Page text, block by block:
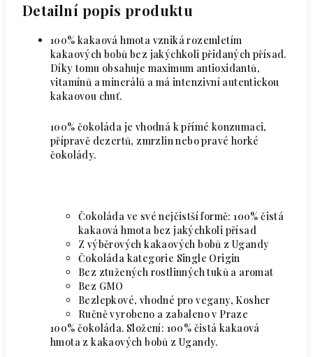
Detailní popis produktu
100% kakaová hmota vzniká rozemletím
kakaových bobů bez jakýchkoli přidaných přísad.
Díky tomu obsahuje maximum antioxidantů,
vitamínů a minerálů a má intenzivní autentickou
kakaovou chuť.
100% čokoláda je vhodná k přímé konzumaci,
přípravě dezertů, zmrzlin nebo pravé horké
čokolády.
Čokoláda ve své nejčistší formě: 100% čistá
kakaová hmota bez jakýchkoli přísad
Z výběrových kakaových bobů z Ugandy
Čokoláda kategorie Single Origin
Bez ztužených rostlinných tuků a aromat
Bez GMO
Bezlepkové, vhodné pro vegany, Kosher
Ručně vyrobeno a zabaleno v Praze
100% čokoláda. Složení: 100% čistá kakaová
hmota z kakaových bobů z Ugandy.